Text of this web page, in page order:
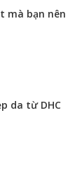
mà bạn nên
da từ DHC